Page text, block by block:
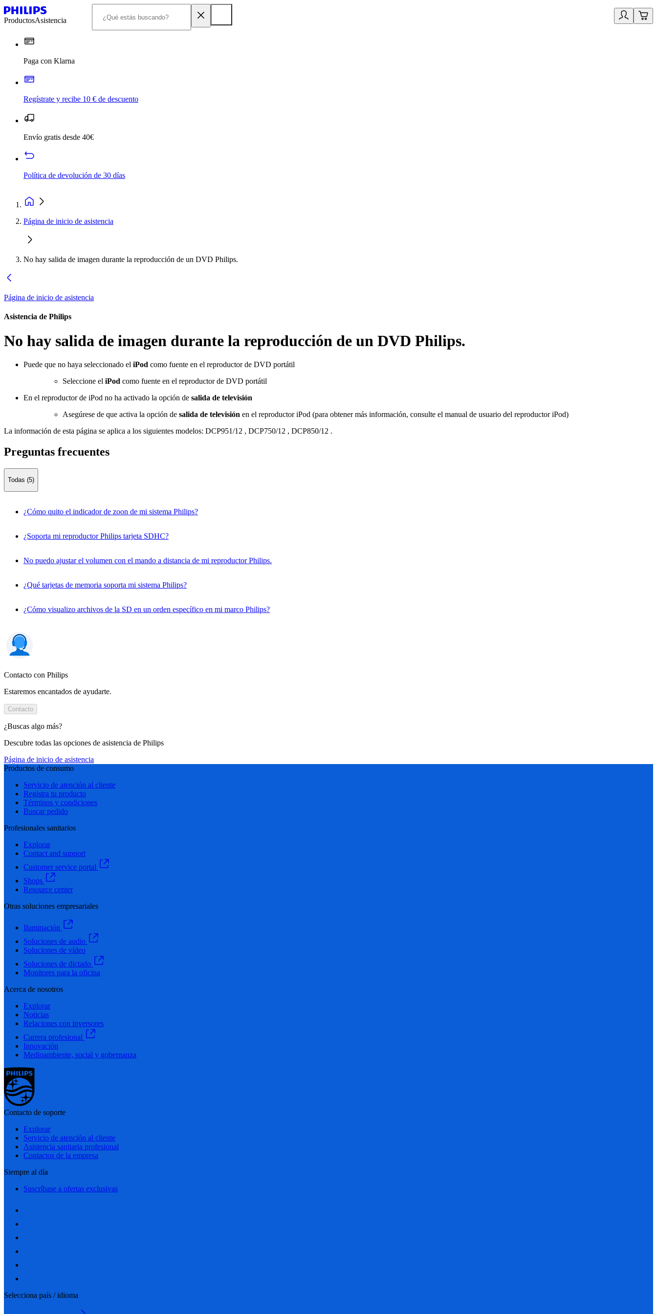
ProductosAsistencia
Paga con Klarna
Regístrate y recibe 10 € de descuento
Envío gratis desde 40€
Política de devolución de 30 días
Página de inicio de asistencia
No hay salida de imagen durante la reproducción de un DVD Philips.
Página de inicio de asistencia
Asistencia de Philips
No hay salida de imagen durante la reproducción de un DVD Philips.
Puede que no haya seleccionado el iPod como fuente en el reproductor de DVD portátil
Seleccione el iPod como fuente en el reproductor de DVD portátil
En el reproductor de iPod no ha activado la opción de salida de televisión
Asegúrese de que activa la opción de salida de televisión en el reproductor iPod (para obtener más información, consulte el manual de usuario del reproductor iPod)
La información de esta página se aplica a los siguientes modelos: DCP951/12 , DCP750/12 , DCP850/12 .
Preguntas frecuentes
Todas (5)
¿Cómo quito el indicador de zoon de mi sistema Philips?
¿Soporta mi reproductor Philips tarjeta SDHC?
No puedo ajustar el volumen con el mando a distancia de mi reproductor Philips.
¿Qué tarjetas de memoria soporta mi sistema Philips?
¿Cómo visualizo archivos de la SD en un orden específico en mi marco Philips?
Contacto con Philips
Estaremos encantados de ayudarte.
Contacto
¿Buscas algo más?
Descubre todas las opciones de asistencia de Philips
Página de inicio de asistencia
Productos de consumo
Servicio de atención al cliente
Registra tu producto
Términos y condiciones
Buscar pedido
Profesionales sanitarios
Explorar
Contact and support
Customer service portal
Shops
Resource center
Otras soluciones empresariales
Iluminación
Soluciones de audio
Soluciones de vídeo
Soluciones de dictado
Monitores para la oficina
Acerca de nosotros
Explorar
Noticias
Relaciones con inversores
Carrera profesional
Innovación
Medioambiente, social y gobernanza
Contacto de soporte
Explorar
Servicio de atención al cliente
Asistencia sanitaria profesional
Contactos de la empresa
Siempre al día
Suscríbase a ofertas exclusivas
Selecciona país / idioma